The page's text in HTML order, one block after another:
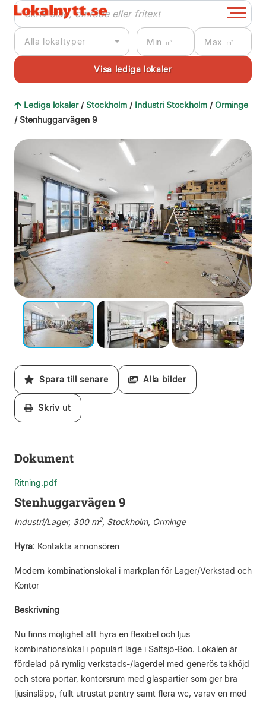
Alla lokaltyper
Lediga lokaler / Stockholm / Industri Stockholm /Orminge
/ Stenhuggarvägen 9
Spara till senare Alla bilder
Skriv ut
Dokument
Ritning.pdf
Stenhuggarvägen 9
Industri/Lager, 300 m2, Stockholm, Orminge
Hyra: Kontakta annonsören
Modern kombinationslokal i markplan för Lager/Verkstad och
Kontor
Beskrivning
Nu finns möjlighet att hyra en flexibel och ljus
kombinationslokal i populärt läge i Saltsjö-Boo. Lokalen är
fördelad på rymlig verkstads-/lagerdel med generös takhöjd
och stora portar, kontorsrum med glaspartier som ger bra
ljusinsläpp, fullt utrustat pentry samt flera wc, varav en med